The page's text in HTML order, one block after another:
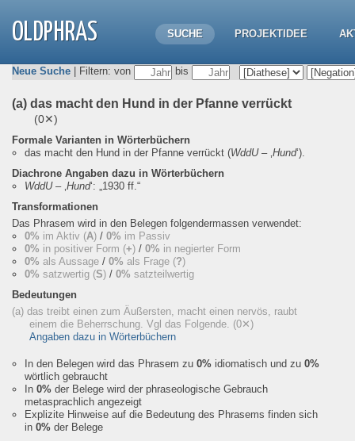
OLDPHRAS SUCHE PROJEKTIDEE
Neue Suche | Filtern: von bis
(a) das macht den Hund in der Pfanne verrückt
(0✕)
Formale Varianten in Wörterbüchern
das macht den Hund in der Pfanne verrückt (WddU– ‚Hund‘).
Diachrone Angaben dazu in Wörterbüchern
WddU– ‚Hund‘: „1930 ff.“
Transformationen
Das Phrasem wird in den Belegen folgendermassen verwendet:
0% im Aktiv (A) / 0% im Passiv
0% in positiver Form (+) / 0% in negierter Form
0% als Aussage / 0% als Frage (?)
0% satzwertig (S) / 0% satzteilwertig
Bedeutungen
(a) das treibt einen zum Äußersten, macht einen nervös, raubt
einem die Beherrschung. Vgl das Folgende. (0✕)
Angaben dazu in Wörterbüchern
In den Belegen wird das Phrasem zu 0% idiomatisch und zu 0%
wörtlich gebraucht
In 0% der Belege wird der phraseologische Gebrauch
metasprachlich angezeigt
Explizite Hinweise auf die Bedeutung des Phrasems finden sich
in 0% der Belege